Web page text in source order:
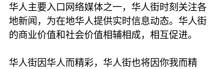
华人主要入口网络媒体之一，华人街时刻关注各
地新闻，为在地华人提供实时信息动态。华人街
的商业价值和社会价值相辅相成，相互促进。
华人街因华人而精彩，华人街也将因你我而精